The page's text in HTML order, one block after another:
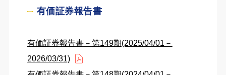
有価証券報告書
有価証券報告書－第149期(2025/04/01－
2026/03/31)